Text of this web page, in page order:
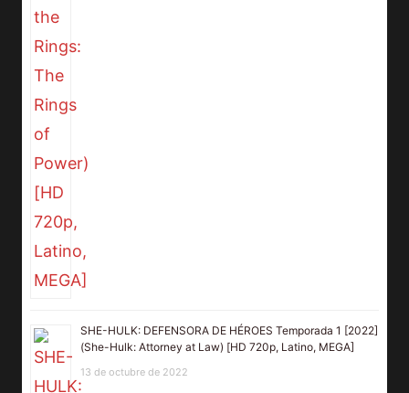
SHE-HULK: DEFENSORA DE HÉROES Temporada 1 [2022]
(She-Hulk: Attorney at Law) [HD 720p, Latino, MEGA]
13 de octubre de 2022